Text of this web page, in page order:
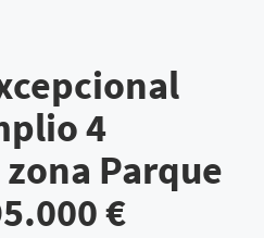
4
Parque
€